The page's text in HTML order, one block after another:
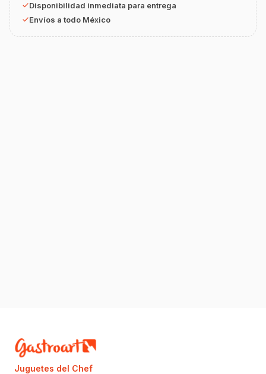
Disponibilidad inmediata para entrega
Envíos a todo México
Juguetes del Chef